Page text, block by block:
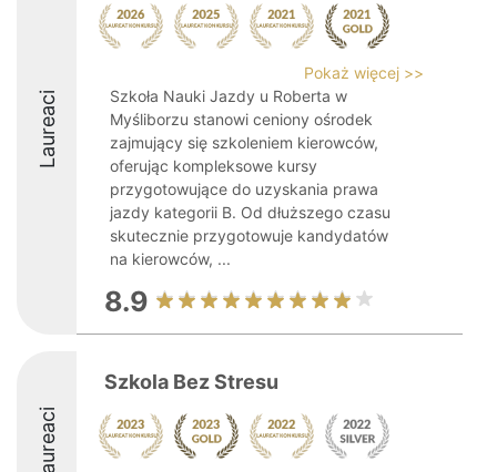
Laureaci
Pokaż więcej >>
Szkoła Nauki Jazdy u Roberta w
Myśliborzu stanowi ceniony ośrodek
zajmujący się szkoleniem kierowców,
oferując kompleksowe kursy
przygotowujące do uzyskania prawa
jazdy kategorii B. Od dłuższego czasu
skutecznie przygotowuje kandydatów
na kierowców, ...
8.9
Laureaci
Szkola Bez Stresu